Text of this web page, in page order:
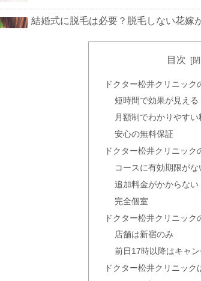
結婚式に脱毛は必要？脱毛しない花嫁
結婚式前の脱毛！ミュゼのプラン料金
TBCスーパー脱毛の効果は永久！？口
リアラクリニックの口コミ｜池袋・名
目次
ドクター松井クリニック
短時間で効果が見える
月額制でわかりやすい
安心の無料保証
ドクター松井クリニック
コースに有効期限がな
追加料金がかからない
完全個室
ドクター松井クリニック
店舗は新宿のみ
前日17時以降はキャ
ドクター松井クリニッ